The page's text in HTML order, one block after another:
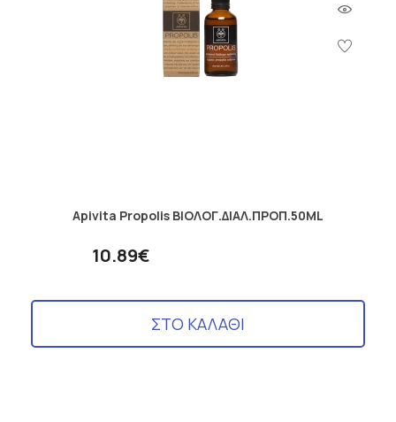
Apivita Propolis ΒΙΟΛΟΓ.ΔΙΑΛ.ΠΡΟΠ.50ML
10.89€
ΣΤΟ ΚΑΛΑΘΙ